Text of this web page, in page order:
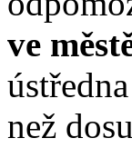
ve
než